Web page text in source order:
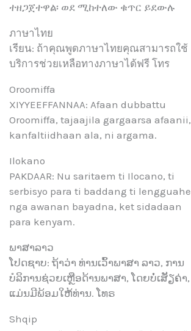
ተዘጋጀተዋል፡ ወደ ሚከተለው ቁጥር ይደውሉ
ภาษาไทย
เรียน: ถ้าคุณพูดภาษาไทยคุณสามารถใช้
บริการช่วยเหลือทางภาษาได้ฟรี โทร
Oroomiffa
XIYYEEFFANNAA: Afaan dubbattu
Oroomiffa, tajaajila gargaarsa afaanii,
kanfaltiidhaan ala, ni argama.
Ilokano
PAKDAAR: Nu saritaem ti Ilocano, ti
serbisyo para ti baddang ti lengguahe
nga awanan bayadna, ket sidadaan
para kenyam.
ພາສາລາວ
ໂປດຊາບ: ຖ້າວ່າ ທ່ານເວົ້າພາສາ ລາວ, ການ
ບໍລິການຊ່ວຍເຫຼືອດ້ານພາສາ, ໂດຍບໍ່ເສັຽຄ່າ,
ແມ່ນມີພ້ອມໃຫ້ທ່ານ. ໂທຣ
Shqip